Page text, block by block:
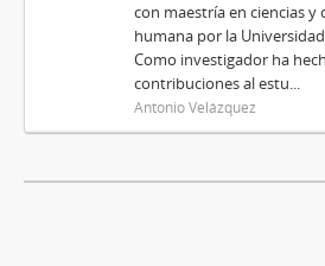
con maestría en ciencias
humana por la
Como investigador ha
contribuciones al estu...
Antonio Velázquez